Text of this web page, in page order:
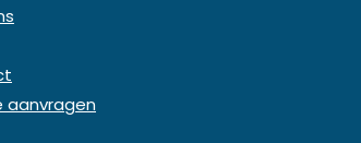
aanvragen